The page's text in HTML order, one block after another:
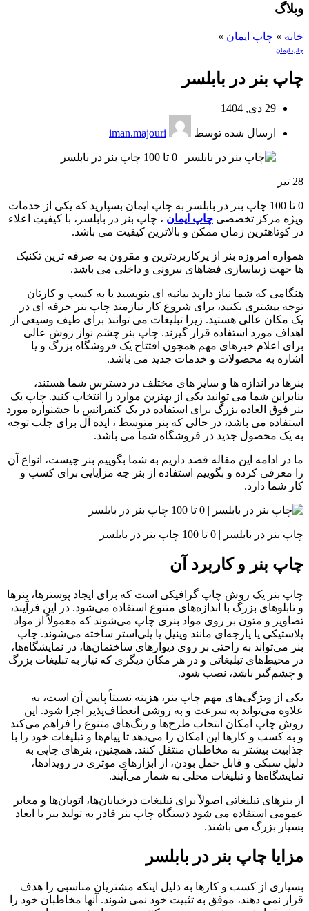
وبلاگ
خانه » چاپ ایمان »
چاپ ایمان
چاپ بنر در بابلسر
29 دی, 1404
ارسال شده توسط iman.majouri
28 تیر
0 تا 100 چاپ بنر در بابلسر به چاپ ایمان بسپارید که یکی از خدمات
ویژه مرکز تخصصی چاپ ایمان ، چاپ بنر در بابلسر، با کیفیتِ اعلاء
در کوتاهترین زمان ممکن و بالاترین کیفیت می باشد.
همواره امروزه بنر از پرکاربردترین و مقرون به صرفه ترین تکنیک
ها جهت زیباسازی فضاهای بیرونی و داخلی می باشد.
هنگامی که شما نیاز دارید بیانیه ای بنویسید یا به کسب و کارتان
توجه بیشتری بکنید، برای شروع کار نیازمند چاپ بنر حرفه ای در
یک مکان عالی هستید. زیرا تبلیغات می توانند برای طیف وسیعی از
اهداف مورد استفاده قرار گیرند. چاپ بنر چشم نواز روش عالی
برای اعلام خبرهای مهم همچون افتتاح یک فروشگاه بزرگ و یا
اشاره به محصولات و خدمات جدید می باشد.
بنرها در اندازه ها و سایز های مختلف در دسترس شما هستند،
بنابراین شما می توانید یکی از بهترین موارد را انتخاب کنید. چاپ یک
بنر فوق العاده بزرگ برای استفاده در یک کنفرانس یا جشنواره مورد
استفاده می باشد، در حالی که بنر متوسط ، ایده آل برای جلب توجه
به یک محصول جدید در فروشگاه شما می باشد.
ما در ادامه این مقاله قصد داریم به شما بگوییم بنر چیست، انواع آن
را معرفی کرده و بگوییم استفاده از بنر چه مزایایی برای کسب و
کار شما دارد.
چاپ بنر در بابلسر | 0 تا 100 چاپ بنر در بابلسر
چاپ بنر و کاربرد آن
چاپ بنر یک روش چاپ گرافیکی است که برای ایجاد پوسترها، بنرها
و تابلوهای بزرگ با اندازه‌های متنوع استفاده می‌شود. در این فرآیند،
تصاویر و متون بر روی مواد بنری چاپ می‌شوند که معمولاً از مواد
پلاستیکی یا پارچه‌ای مانند وینیل یا پلی‌استر ساخته می‌شوند. چاپ
بنر می‌تواند به راحتی بر روی دیوارهای ساختمان‌ها، در نمایشگاه‌ها،
در محیط‌های تبلیغاتی و در هر مکان دیگری که نیاز به تبلیغات بزرگ
و چشم‌گیر باشد، نصب شود.
یکی از ویژگی‌های مهم چاپ بنر، هزینه نسبتاً پایین آن است، به
علاوه می‌تواند به سرعت و به روشی انعطاف‌پذیر اجرا شود. این
روش چاپ امکان انتخاب طرح‌ها و رنگ‌های متنوع را فراهم می‌کند
و به کسب و کارها این امکان را می‌دهد تا پیام‌ها و تبلیغات خود را با
جذابیت بیشتر به مخاطبان منتقل کنند. همچنین، بنرهای چاپی به
دلیل سبکی و قابل حمل بودن، از ابزارهای موثری در رویدادها،
نمایشگاه‌ها و تبلیغات محلی به شمار می‌آیند.
از بنرهای تبلیغاتی اصولاً برای تبلیغات درخیابان‌ها، اتوبان‌ها و معابر
عمومی استفاده می شود دستگاه چاپ بنر قادر به تولید بنر با ابعاد
بسیار بزرگ می باشند.
مزایا چاپ بنر در بابلسر
بسیاری از کسب‌ و کارها به دلیل اینکه مشتریان مناسبی را هدف
قرار نمی‌ دهند، موفق به تثبیت خود نمی ‌شوند. آنها مخاطبان خود را